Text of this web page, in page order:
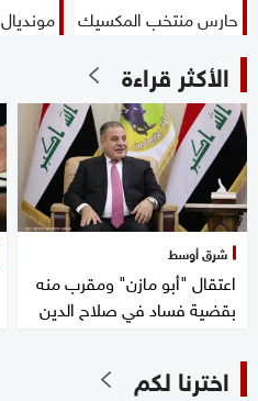
حارس منتخب المكسيك
مونديال 2026
الأكثر قراءة
شرق أوسط
اعتقال "أبو مازن" ومقرب منه
بقضية فساد في صلاح الدين
اخترنا لكم